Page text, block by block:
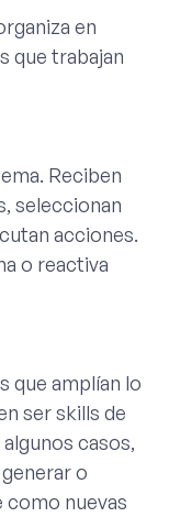
en
que trabajan
Reciben
seleccionan
acciones.
o reactiva
que amplían lo
ser skills de
casos,
o
como nuevas